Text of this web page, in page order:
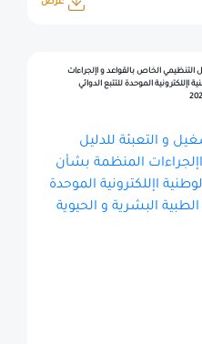
عرض
التنظيمي الخاص بالقواعد و اإلجراءات
الموحدة للتتبع الدوائي
و التعبئة للدليل
المنظمة بشأن
اإللكترونية الموحدة
البشرية و الحيوية